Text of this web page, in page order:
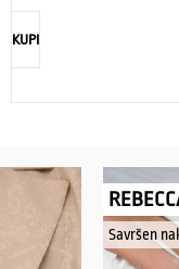
KUPI
Savršen